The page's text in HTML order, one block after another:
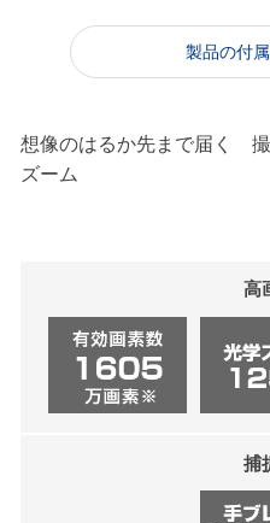
製品の付
想像のはるか先まで届く
ズーム
高
捕